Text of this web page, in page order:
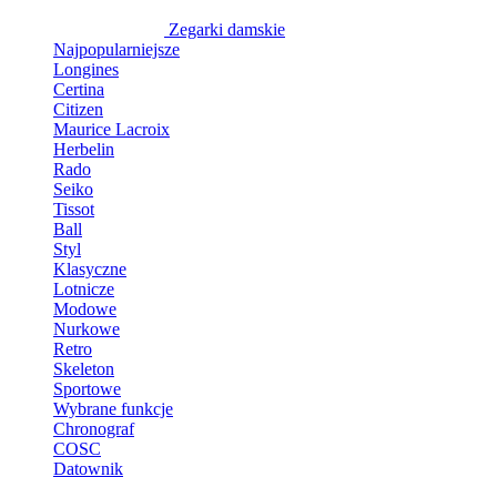
Zegarki damskie
Najpopularniejsze
Longines
Certina
Citizen
Maurice Lacroix
Herbelin
Rado
Seiko
Tissot
Ball
Styl
Klasyczne
Lotnicze
Modowe
Nurkowe
Retro
Skeleton
Sportowe
Wybrane funkcje
Chronograf
COSC
Datownik